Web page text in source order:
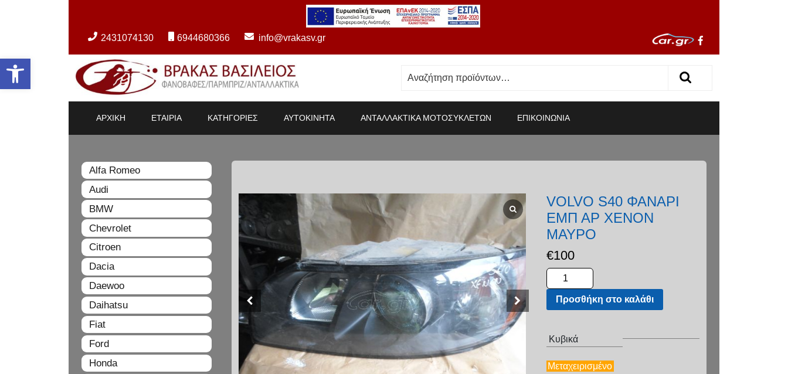
Ανοίξτε τη γραμμή εργαλείων
2431074130 6944680366 info@vrakasv.gr
ΑΡΧΙΚΗ ΕΤΑΙΡΙΑ ΚΑΤΗΓΟΡΙΕΣ ΑΥΤΟΚΙΝΗΤΑ ΑΝΤΑΛΛΑΚΤΙΚΑ ΜΟΤΟΣΥΚΛΕΤΩΝ ΕΠΙΚΟΙΝΩΝΙΑ
VOLVO S40 ΦΑΝΑΡΙ
ΕΜΠ ΑΡ ΧΕΝΟΝ
ΜΑΥΡΟ
€100
Προσθήκη στο καλάθι
Κυβικά
Μεταχειρισμένο
Alfa Romeo
Audi
BMW
Chevrolet
Citroen
Dacia
Daewoo
Daihatsu
Fiat
Ford
Honda